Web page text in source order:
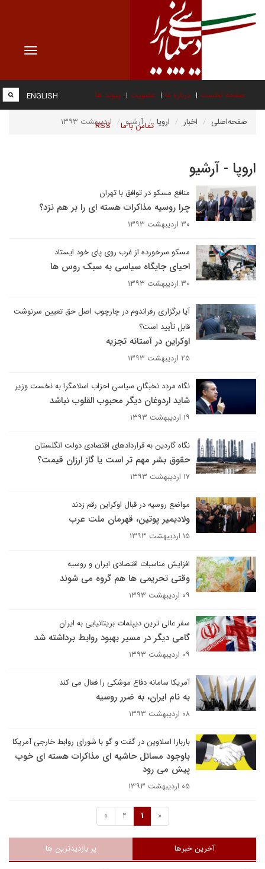
Toggle
صفحه نخست درباره ما عضویت پیوند ها
تماس با ما RSS
ENGLISH
صفحه‌اصلی اخبار اروپا آرشیو اردیبهشت ۱۳۹۳
اروپا - آرشیو
منافع مسکو در توافق با تهران
چرا روسیه مذاکرات هسته ای را بر هم نزد؟
۳۰ اردیبهشت ۱۳۹۳
مسکو سرخورده از غرب روی پای خود ایستاد
احیای جایگاه سیاسی به سبک روس ها
۳۰ اردیبهشت ۱۳۹۳
آیا برگزاری رفراندوم در چارچوب اصل حق تعیین سرنوشت
قابل تأیید است؟
اوکراین در آستانه تجزیه
۲۵ اردیبهشت ۱۳۹۳
نگاه مردد نخبگان سیاسی احزاب اسلامگرا به نخست وزیر
شاید اردوغان دیگر محبوب القلوب نباشد
۱۹ اردیبهشت ۱۳۹۳
نگاه گاردین به قراردادهای اقتصادی دولت انگلستان
حقوق بشر مهم تر است یا گاز ارزان قیمت؟
۱۷ اردیبهشت ۱۳۹۳
مواضع روسیه در قبال اوکراین رقم زدند
ولادیمیر پوتین، قهرمان ملت عرب
۱۵ اردیبهشت ۱۳۹۳
افزایش مناسبات اقتصادی ایران و روسیه
وقتی تحریمی ها هم گروه می شوند
۰۹ اردیبهشت ۱۳۹۳
سفر عالی ترین دیپلمات بریتانیایی به ایران
گامی دیگر در مسیر بهبود روابط برداشته شد
۰۹ اردیبهشت ۱۳۹۳
آمریکا سامانه دفاع موشکی را فعال می کند
به نام ایران، به ضرر روسیه
۰۸ اردیبهشت ۱۳۹۳
باربارا اسلاوین در گفت و گو با شورای روابط خارجی آمریکا
باوجود مسائل حاشیه ای مذاکرات هسته ای خوب
پیش می رود
۰۵ اردیبهشت ۱۳۹۳
«
1
2
»
آخرین خبرها پر بازدیدترین ها